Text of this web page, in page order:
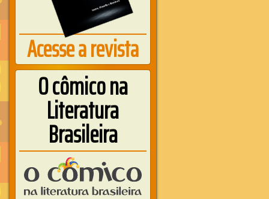
Acesse a revista
O cômico na
Literatura
Brasileira